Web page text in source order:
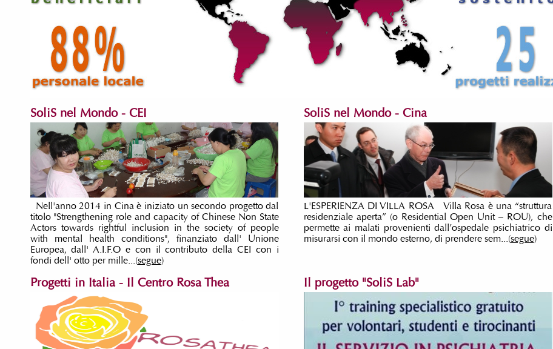
SoliS nel Mondo - CEI
Nell'anno 2014 in Cina è iniziato un secondo progetto dal
titolo "Strengthening role and capacity of Chinese Non State
Actors towards rightful inclusion in the society of people
with mental health conditions", finanziato dall' Unione
Europea, dall' A.I.F.O e con il contributo della CEI con i
fondi dell' otto per mille...(segue)
SoliS nel Mondo - Cina
L'ESPERIENZA DI VILLA ROSA Villa Rosa è una “struttura
residenziale aperta” (o Residential Open Unit – ROU), che
permette ai malati provenienti dall’ospedale psichiatrico di
misurarsi con il mondo esterno, di prendere sem...(segue)
Progetti in Italia - Il Centro Rosa Thea Il progetto "SoliS Lab"